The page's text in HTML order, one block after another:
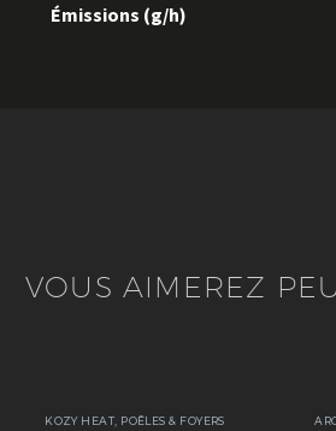
Émissions (g/h)
VOUS AIMEREZ
KOZY HEAT POÊLES & FOYERS